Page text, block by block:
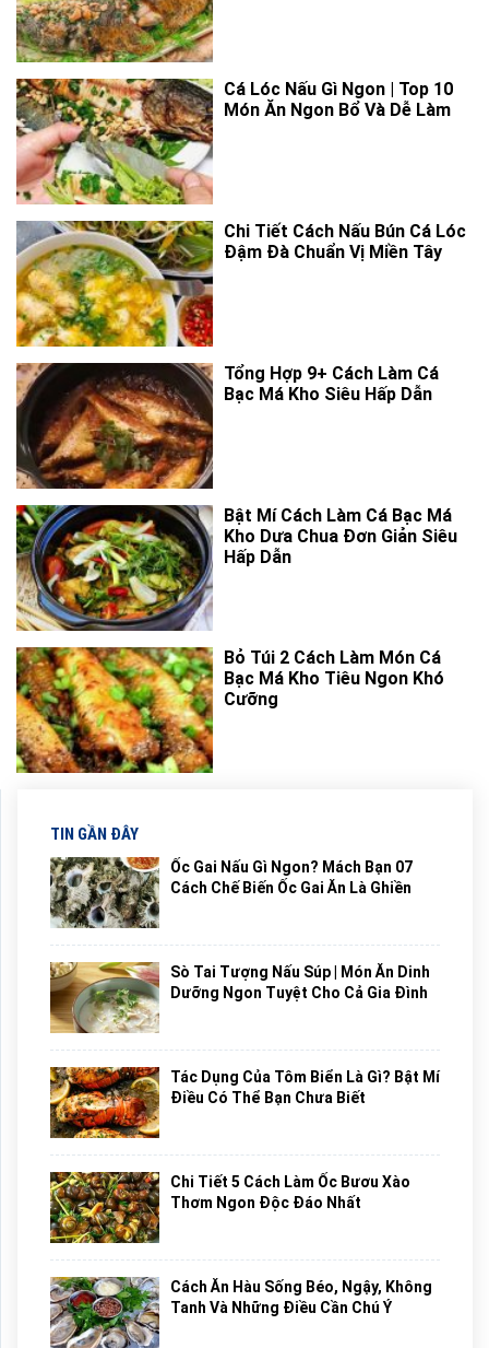
Cá Lóc Nấu Gì Ngon | Top 10
Món Ăn Ngon Bổ Và Dễ Làm
Chi Tiết Cách Nấu Bún Cá Lóc
Đậm Đà Chuẩn Vị Miền Tây
Tổng Hợp 9+ Cách Làm Cá
Bạc Má Kho Siêu Hấp Dẫn
Bật Mí Cách Làm Cá Bạc Má
Kho Dưa Chua Đơn Giản Siêu
Hấp Dẫn
Bỏ Túi 2 Cách Làm Món Cá
Bạc Má Kho Tiêu Ngon Khó
Cưỡng
TIN GẦN ĐÂY
Ốc Gai Nấu Gì Ngon? Mách Bạn 07
Cách Chế Biến Ốc Gai Ăn Là Ghiền
Sò Tai Tượng Nấu Súp | Món Ăn Dinh
Dưỡng Ngon Tuyệt Cho Cả Gia Đình
Tác Dụng Của Tôm Biển Là Gì? Bật Mí
Điều Có Thể Bạn Chưa Biết
Chi Tiết 5 Cách Làm Ốc Bươu Xào
Thơm Ngon Độc Đáo Nhất
Cách Ăn Hàu Sống Béo, Ngậy, Không
Tanh Và Những Điều Cần Chú Ý